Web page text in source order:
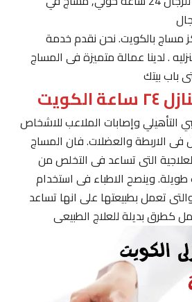
بالكويت. نحن نقدم خدمة
. لدينا عمالة متميزة فى المساج
بيتك
وإصابات الملاعب للاشخاص
الاربطة والعضلات. فان المساج
التى تساعد فى التخلص من
وينصح الاطباء فى استخدام
تعمل بطبيعتها على انها تساعد
بديلة للعلاج الطبيعى